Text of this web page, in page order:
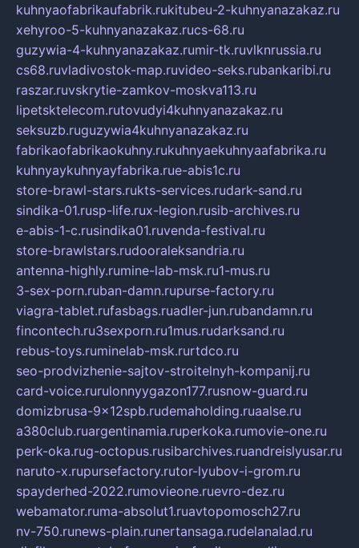
kuhnyaofabrikaufabrik.rukitubeu-2-kuhnyanazakaz.ru
xehyroo-5-kuhnyanazakaz.rucs-68.ru
guzywia-4-kuhnyanazakaz.rumir-tk.ruvlknrussia.ru
cs68.ruvladivostok-map.ruvideo-seks.rubankaribi.ru
raszar.ruvskrytie-zamkov-moskva113.ru
lipetsktelecom.rutovudyi4kuhnyanazakaz.ru
seksuzb.ruguzywia4kuhnyanazakaz.ru
fabrikaofabrikaokuhny.rukuhnyaekuhnyaafabrika.ru
kuhnyaykuhnyayfabrika.rue-abis1c.ru
store-brawl-stars.rukts-services.rudark-sand.ru
sindika-01.rusp-life.rux-legion.rusib-archives.ru
e-abis-1-c.rusindika01.ruvenda-festival.ru
store-brawlstars.rudooraleksandria.ru
antenna-highly.rumine-lab-msk.ru1-mus.ru
3-sex-porn.ruban-damn.rupurse-factory.ru
viagra-tablet.rufasbags.ruadler-jun.rubandamn.ru
fincontech.ru3sexporn.ru1mus.rudarksand.ru
rebus-toys.ruminelab-msk.rurtdco.ru
seo-prodvizhenie-sajtov-stroitelnyh-kompanij.ru
card-voice.rurulonnyygazon177.rusnow-guard.ru
domizbrusa-9x12spb.rudemaholding.ruaalse.ru
a380club.ruargentinamia.ruperkoka.rumovie-one.ru
perk-oka.rug-octopus.rusibarchives.ruandreislyusar.ru
naruto-x.rupursefactory.rutor-lyubov-i-grom.ru
spayderhed-2022.rumovieone.ruevro-dez.ru
webamator.ruma-absolut1.ruavtopomosch27.ru
nv-750.runews-plain.runertansaga.rudelanalad.ru